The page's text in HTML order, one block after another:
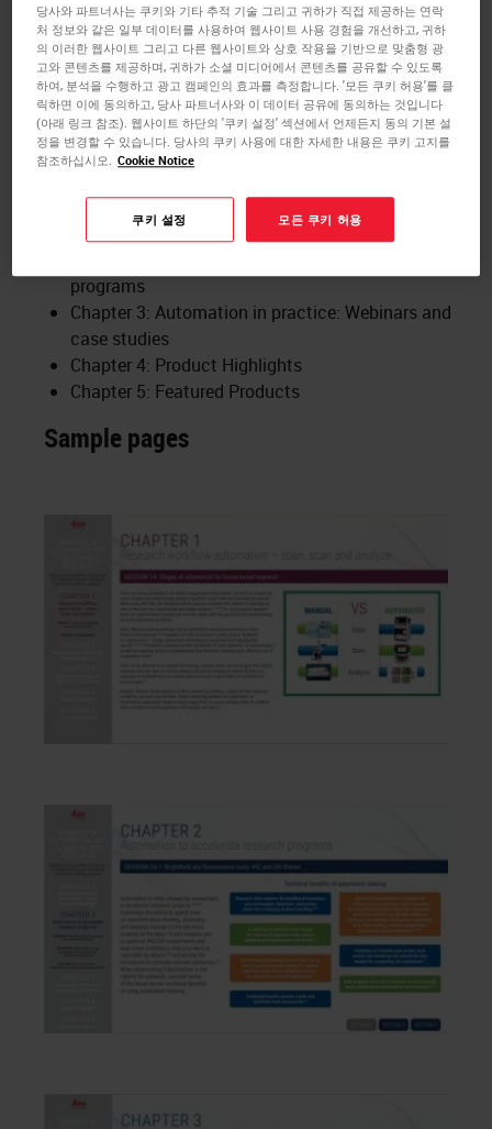
technology, such as theBOND RXfully automated
research stainer anddigital pathologyscanners from
Leica Biosystems. With step-by-step guidance and top
tips on implementing and validating automated
systems, this eBook will provide key considerations to
help you through the process.
Chapter 1: Research workflow automation: stain,
, and analyze
programs
Chapter 3: Automation in practice: Webinars and
case studies
Chapter 4: Product Highlights
Chapter 5: Featured Products
Sample pages
당사와 파트너사는 쿠키와 기타 추적 기술 그리고 귀하가 직접 제공하는 연락
처 정보와 같은 일부 데이터를 사용하여 웹사이트 사용 경험을 개선하고, 귀하
의 이러한 웹사이트 그리고 다른 웹사이트와 상호 작용을 기반으로 맞춤형 광
고와 콘텐츠를 제공하며, 귀하가 소셜 미디어에서 콘텐츠를 공유할 수 있도록
하여, 분석을 수행하고 광고 캠페인의 효과를 측정합니다. '모든 쿠키 허용'를 클
릭하면 이에 동의하고, 당사 파트너사와 이 데이터 공유에 동의하는 것입니다
(아래 링크 참조). 웹사이트 하단의 '쿠키 설정' 섹션에서 언제든지 동의 기본 설
정을 변경할 수 있습니다. 당사의 쿠키 사용에 대한 자세한 내용은 쿠키 고지를
참조하십시오.
Cookie Notice
쿠키 설정 모든 쿠키 허용